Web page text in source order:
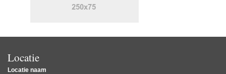
Locatie
Locatie naam